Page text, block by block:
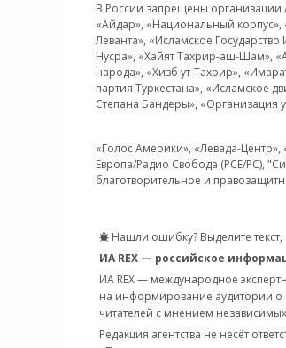
В России запрещены организации
«Айдар», «Национальный корпус»,
Леванта», «Исламское
Нусра», «Хайят Тахрир-аш-Шам»,
народа», «Хизб ут-Тахрир»,
партия Туркестана», «Исламское
Степана Бандеры», «Организация
«Голос Америки», «Левада-
Европа/Радио Свобода (PCE/PC),
благотворительное и
Нашли ошибку? Выделите
ИА REX — российское
ИА REX — международное
на информирование аудитории о
читателей с мнением
Редакция агентства не несёт